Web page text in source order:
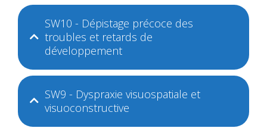
SW10 - Dépistage précoce des
troubles et retards de
développement
SW9 - Dyspraxie visuospatiale et
visuoconstructive